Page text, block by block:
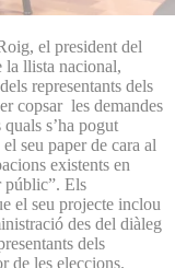
el president del
la llista nacional,
representants dels
copsar les demandes
s’ha pogut
seu paper de cara al
existents en
públic”. Els
el seu projecte inclou
des del diàleg
dels
de les eleccions.